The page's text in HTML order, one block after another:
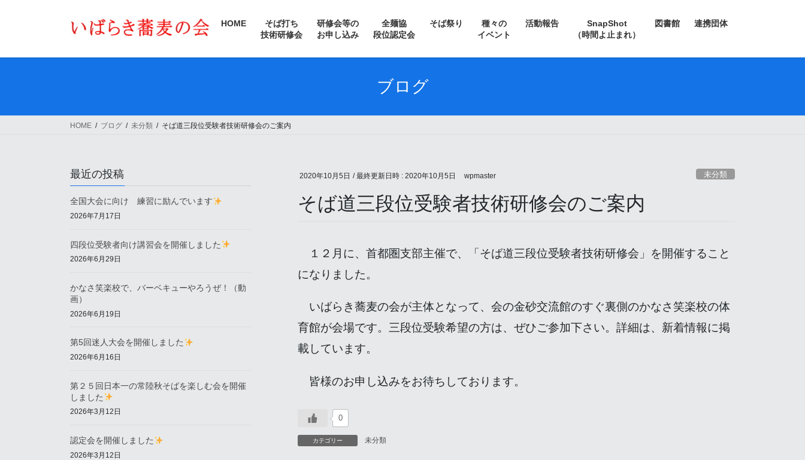
HOME
そば打ち
技術研修会
研修会等の
お申し込み
全麺協
段位認定会
そば祭り
＞ 収穫祭 in いばらき蕎麦の会
種々の
イベント
活動報告
SnapShot
（時間よ止まれ）
図書館 連携団体
ブログ
HOME ブログ 未分類 そば道三段位受験者技術研修会のご案内
2020年10月5日 / 最終更新日時 : 2020年10月5日 wpmaster 未分類
そば道三段位受験者技術研修会のご案内
１２月に、首都圏支部主催で、「そば道三段位受験者技術研修会」を開催すること
になりました。
いばらき蕎麦の会が主体となって、会の金砂交流館のすぐ裏側のかなさ笑楽校の体
育館が会場です。三段位受験希望の方は、ぜひご参加下さい。詳細は、新着情報に掲
載しています。
皆様のお申し込みをお待ちしております。
0
カテゴリー 未分類
最近の投稿
全国大会に向け 練習に励んでいます
2026年7月17日
四段位受験者向け講習会を開催しました
2026年6月29日
かなさ笑楽校で、バーベキューやろうぜ！（動
画）
2026年6月19日
第5回迷人大会を開催しました
2026年6月16日
第２５回日本一の常陸秋そばを楽しむ会を開催
しました
2026年3月12日
認定会を開催しました
2026年3月12日